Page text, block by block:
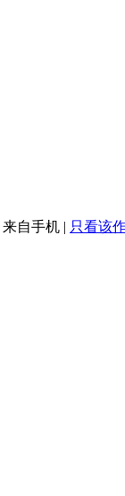
来自手机 | 只看该